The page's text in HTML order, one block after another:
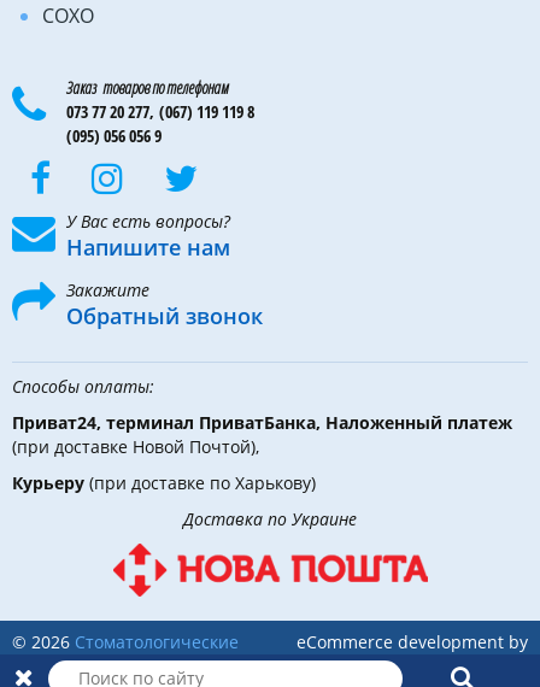
COXO
Заказ товаров по телефонам
073 77 20 277, (067) 119 119 8
(095) 056 056 9
У Вас есть вопросы?
Напишите нам
Закажите
Обратный звонок
Способы оплаты:
Приват24, терминал ПриватБанка, Наложенный платеж
(при доставке Новой Почтой),
Курьеру (при доставке по Харькову)
Доставка по Украине
© 2026 Стоматологические
инструменты, материалы и
оборудование в DLX
eCommerce development by